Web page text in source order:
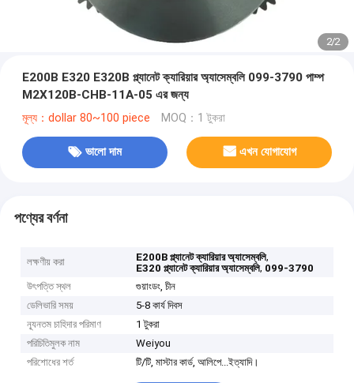
2/2
E200B E320 E320B প্ল্যানেট ক্যারিয়ার অ্যাসেম্বলি 099-3790 পাম্প
M2X120B-CHB-11A-05 এর জন্য
মূল্য：dollar 80~100 piece MOQ：1 টুকরা
ভালো দাম এখন যোগাযোগ
পণ্যের বর্ণনা
লক্ষণীয় করা E200B প্ল্যানেট ক্যারিয়ার অ্যাসেম্বলি,
E320 প্ল্যানেট ক্যারিয়ার অ্যাসেম্বলি, 099-3790
উৎপত্তি স্থল
গুয়াংডং, চীন
ডেলিভারি সময়
5-8 কার্য দিবস
ন্যূনতম চাহিদার পরিমাণ
1 টুকরা
পরিচিতিমুলক নাম
Weiyou
পরিশোধের শর্ত
টি/টি, মাস্টার কার্ড, আলিপে...ইত্যাদি।